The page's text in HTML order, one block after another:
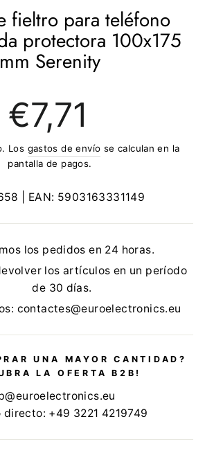
fieltro para teléfono
protectora 100x175
mm Serenity
regular
€7,71
Los gastos de envío se calculan en la
pantalla de pagos.
| EAN: 5903163331149
los pedidos en 24 horas.
los artículos en un período
de 30 días.
contactes@euroelectronics.eu
UNA MAYOR CANTIDAD?
LA OFERTA B2B!
directo: +49 3221 4219749